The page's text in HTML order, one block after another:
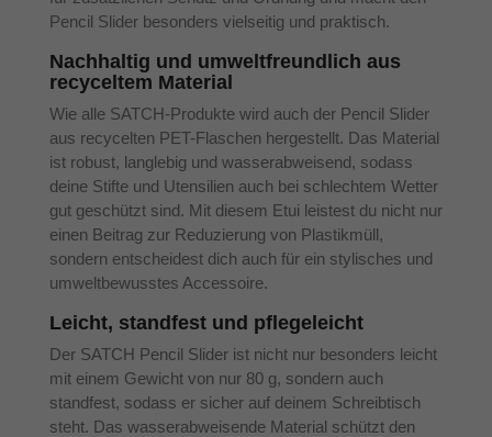
Pencil Slider besonders vielseitig und praktisch.
Nachhaltig und umweltfreundlich aus
recyceltem Material
Wie alle SATCH-Produkte wird auch der Pencil Slider
aus recycelten PET-Flaschen hergestellt. Das Material
ist robust, langlebig und wasserabweisend, sodass
deine Stifte und Utensilien auch bei schlechtem Wetter
gut geschützt sind. Mit diesem Etui leistest du nicht nur
einen Beitrag zur Reduzierung von Plastikmüll,
sondern entscheidest dich auch für ein stylisches und
umweltbewusstes Accessoire.
Leicht, standfest und pflegeleicht
Der SATCH Pencil Slider ist nicht nur besonders leicht
mit einem Gewicht von nur 80 g, sondern auch
standfest, sodass er sicher auf deinem Schreibtisch
steht. Das wasserabweisende Material schützt den